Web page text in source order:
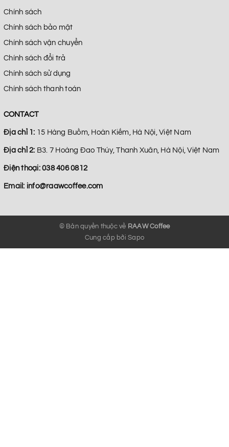
Chính sách
Chính sách bảo mật
Chính sách vận chuyển
Chính sách đổi trả
Chính sách sử dụng
Chính sách thanh toán
CONTACT
Địa chỉ 1: 15 Hàng Buồm, Hoàn Kiếm, Hà Nội, Việt Nam
Địa chỉ 2: B3. 7 Hoàng Đao Thúy, Thanh Xuân, Hà Nội, Việt Nam
Điện thoại: 038 406 0812
Email: info@raawcoffee.com
© Bản quyền thuộc về RAAW Coffee
Cung cấp bởiSapo